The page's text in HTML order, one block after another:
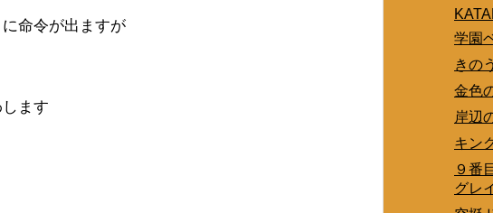
命令が出ますが
ます
学園
きの
金色
岸辺
キン
９番
グレ